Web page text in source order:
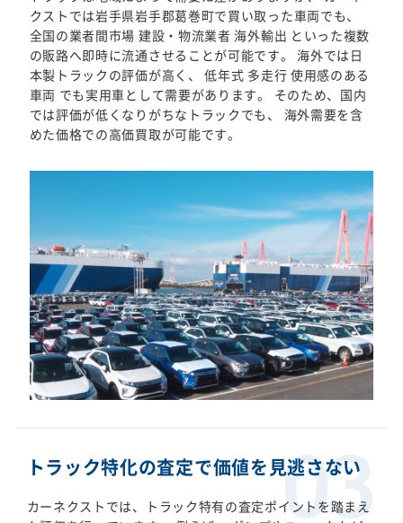
クストでは岩手県岩手郡葛巻町で買い取った車両でも、
全国の業者間市場 建設・物流業者 海外輸出 といった複数
の販路へ即時に流通させることが可能です。 海外では日
本製トラックの評価が高く、 低年式 多走行 使用感のある
車両 でも実用車として需要があります。 そのため、国内
では評価が低くなりがちなトラックでも、 海外需要を含
めた価格での高価買取が可能です。
トラック特化の査定で価値を見逃さない
カーネクストでは、トラック特有の査定ポイントを踏まえ